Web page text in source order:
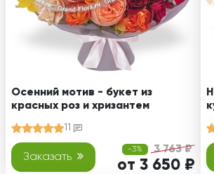
Осенний мотив - букет из
красных роз и хризантем
11
Заказать
-3% 3 763 ₽
от 3 650 ₽